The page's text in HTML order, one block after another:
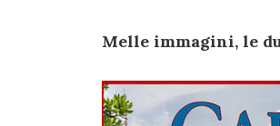
Melle immagini, le